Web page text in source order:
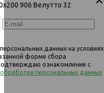
906 Велутто 32
данных на условиях
форме сбора
ознакомление с
персональных данных